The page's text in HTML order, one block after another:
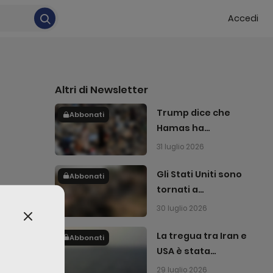
Accedi
Altri di Newsletter
Abbonati
Trump dice che
Hamas ha
accettato di
31 luglio 2026
Abbonati
Gli Stati Uniti sono
tornati a
bombardare l'Iran
30 luglio 2026
Abbonati
La tregua tra Iran e
USA è stata
interrotta
29 luglio 2026